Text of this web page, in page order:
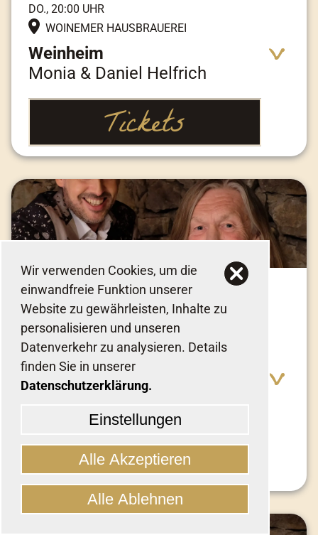
DO., 20:00 UHR
WOINEMER HAUSBRAUEREI
Weinheim
Monia & Daniel Helfrich
Tickets
Weinheim
SEPT. 11 2026
FR., 20:00 UHR
NOSIE KATZMANN & DANIEL HELFRICH -
ZELTSPEKTAKEL
Walldorf
Tickets
Schwetzinger Str. 99, 69190
Wir verwenden Cookies, um die
einwandfreie Funktion unserer
Website zu gewährleisten, Inhalte zu
personalisieren und unseren
Datenverkehr zu analysieren. Details
finden Sie in unserer
Datenschutzerklärung.
Einstellungen
Alle Akzeptieren
Alle Ablehnen